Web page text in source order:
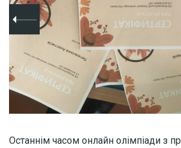
Останнім часом онлайн олімпіади з